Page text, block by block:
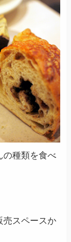
の種類を食べ
売スペースか